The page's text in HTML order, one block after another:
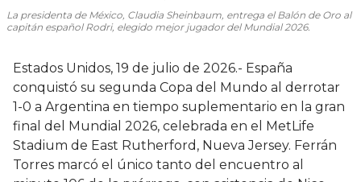
La presidenta de México, Claudia Sheinbaum, entrega el Balón de Oro al
capitán español Rodri, elegido mejor jugador del Mundial 2026.
Estados Unidos, 19 de julio de 2026.- España
conquistó su segunda Copa del Mundo al derrotar
1-0 a Argentina en tiempo suplementario en la gran
final del Mundial 2026, celebrada en el MetLife
Stadium de East Rutherford, Nueva Jersey. Ferrán
Torres marcó el único tanto del encuentro al